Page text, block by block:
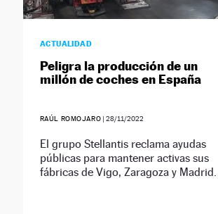
ACTUALIDAD
Peligra la producción de un
millón de coches en España
RAÚL ROMOJARO |28/11/2022
El grupo Stellantis reclama ayudas
públicas para mantener activas sus
fábricas de Vigo, Zaragoza y Madrid.